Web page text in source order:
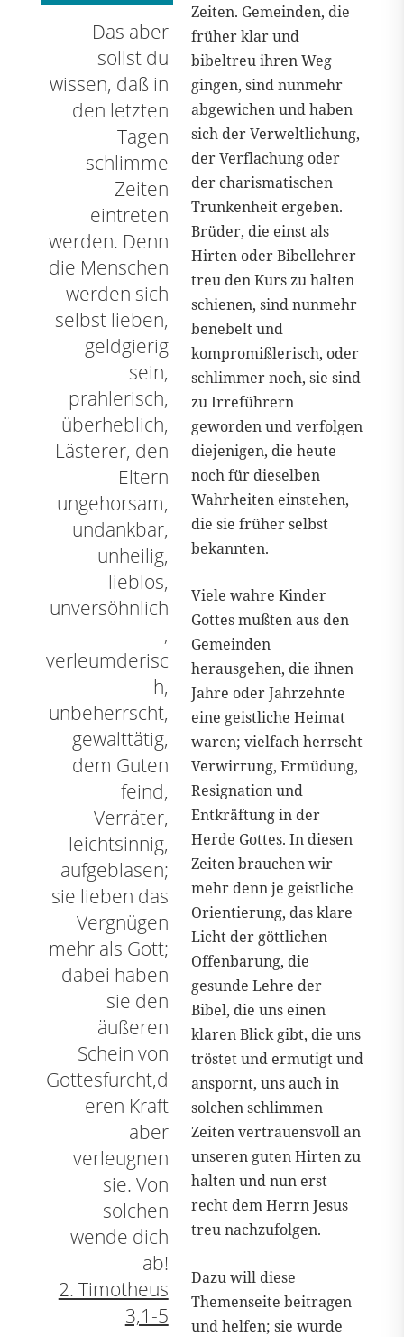
Das aber
sollst du
wissen, daß in
den letzten
Tagen
schlimme
Zeiten
eintreten
werden. Denn
die Menschen
werden sich
selbst lieben,
geldgierig
sein,
prahlerisch,
überheblich,
Lästerer, den
Eltern
ungehorsam,
undankbar,
unheilig,
lieblos,
unversöhnlich
,
verleumderisc
h,
unbeherrscht,
gewalttätig,
dem Guten
feind,
Verräter,
leichtsinnig,
aufgeblasen;
sie lieben das
Vergnügen
mehr als Gott;
dabei haben
sie den
äußeren
Schein von
Gottesfurcht,d
eren Kraft
aber
verleugnen
sie. Von
solchen
wende dich
ab!
2. Timotheus
3,1-5
Zeiten. Gemeinden, die
früher klar und
bibeltreu ihren Weg
gingen, sind nunmehr
abgewichen und haben
sich der Verweltlichung,
der Verflachung oder
der charismatischen
Trunkenheit ergeben.
Brüder, die einst als
Hirten oder Bibellehrer
treu den Kurs zu halten
schienen, sind nunmehr
benebelt und
kompromißlerisch, oder
schlimmer noch, sie sind
zu Irreführern
geworden und verfolgen
diejenigen, die heute
noch für dieselben
Wahrheiten einstehen,
die sie früher selbst
bekannten.
Viele wahre Kinder
Gottes mußten aus den
Gemeinden
herausgehen, die ihnen
Jahre oder Jahrzehnte
eine geistliche Heimat
waren; vielfach herrscht
Verwirrung, Ermüdung,
Resignation und
Entkräftung in der
Herde Gottes. In diesen
Zeiten brauchen wir
mehr denn je geistliche
Orientierung, das klare
Licht der göttlichen
Offenbarung, die
gesunde Lehre der
Bibel, die uns einen
klaren Blick gibt, die uns
tröstet und ermutigt und
anspornt, uns auch in
solchen schlimmen
Zeiten vertrauensvoll an
unseren guten Hirten zu
halten und nun erst
recht dem Herrn Jesus
treu nachzufolgen.
Dazu will diese
Themenseite beitragen
und helfen; sie wurde